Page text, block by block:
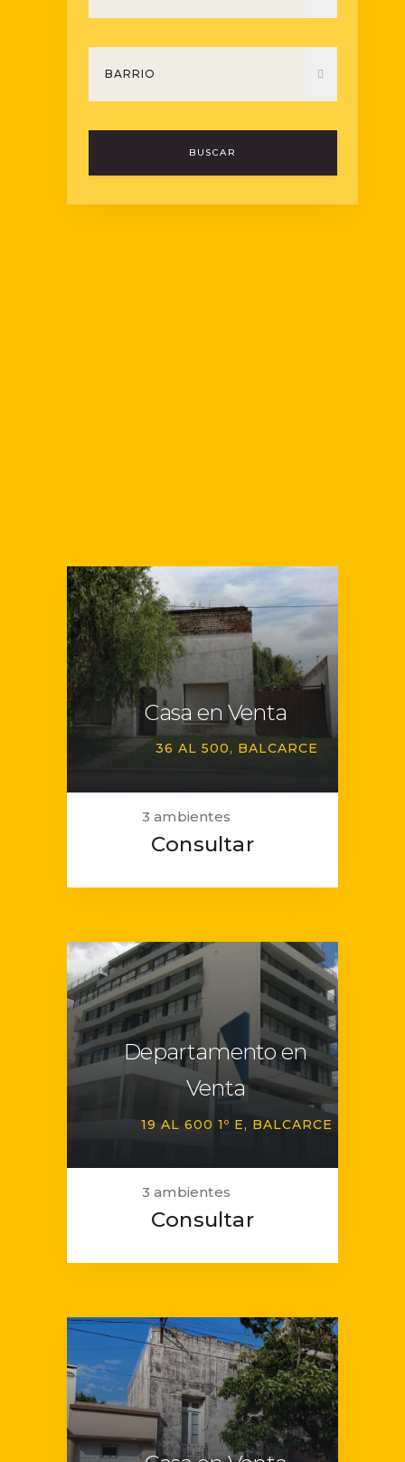
BUSCAR
Casa en Venta
36 AL 500 BALCARCE
3 ambientes
Consultar
Departamento en
Venta
19 AL 600 1º E BALCARCE
3 ambientes
Consultar